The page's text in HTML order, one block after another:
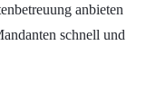
anbieten
schnell und